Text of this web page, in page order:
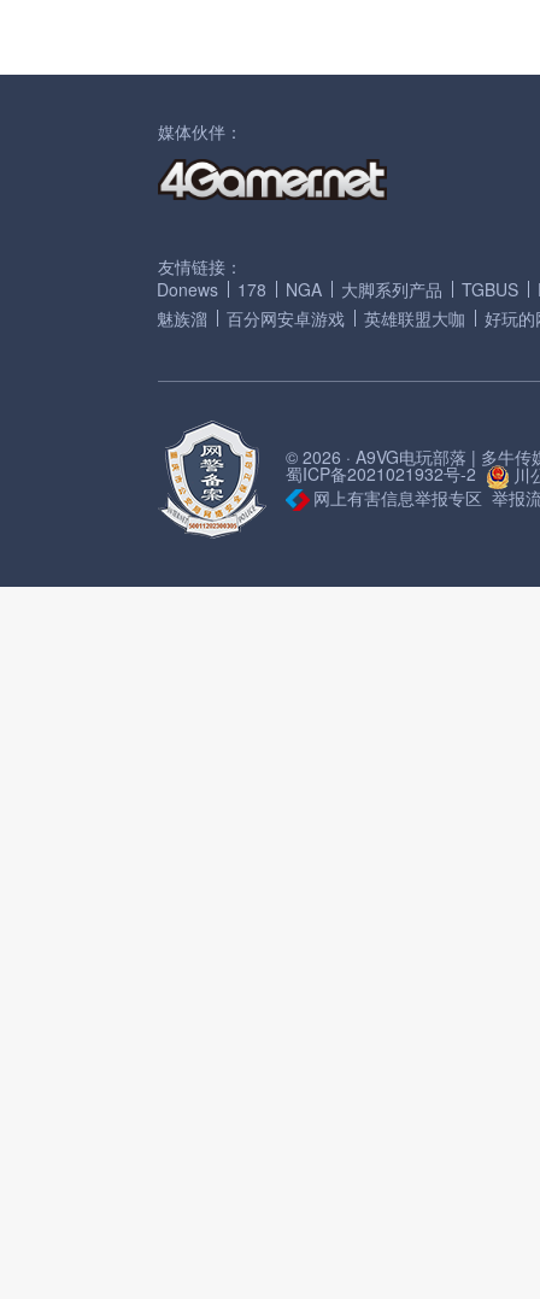
媒体伙伴：
友情链接：
Donews
178 NGA 大脚系列产品 TGBUS
魅族溜
百分网安卓游戏 英雄联盟大咖 好玩的
© 2026 · A9VG电玩部落 | 多牛传
蜀ICP备2021021932号-2
川
网上有害信息举报专区 举报